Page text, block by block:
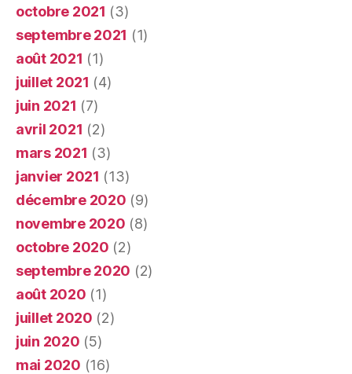
octobre 2021 (3)
septembre 2021 (1)
août 2021 (1)
juillet 2021 (4)
juin 2021 (7)
avril 2021 (2)
mars 2021 (3)
janvier 2021 (13)
décembre 2020 (9)
novembre 2020 (8)
octobre 2020 (2)
septembre 2020 (2)
août 2020 (1)
juillet 2020 (2)
juin 2020 (5)
mai 2020 (16)